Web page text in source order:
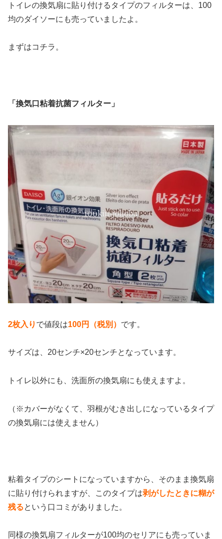
トイレの換気扇に貼り付けるタイプのフィルターは、100
均のダイソーにも売っていましたよ。
まずはコチラ。
「換気口粘着抗菌フィルター」
2枚入り で値段は100円（税別） です。
サイズは、20センチ×20センチとなっています。
トイレ以外にも、洗面所の換気扇にも使えますよ。
（※カバーがなくて、羽根がむき出しになっているタイプ
の換気扇には使えません）
粘着タイプのシートになっていますから、そのまま換気扇
に貼り付けられますが、このタイプは剥がしたときに糊が
残るという口コミがありました。
同様の換気扇フィルターが100均のセリアにも売っていま